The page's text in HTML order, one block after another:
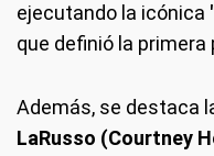
ejecutando la icónica
que definió la primera
Además, se destaca
LaRusso (Courtney